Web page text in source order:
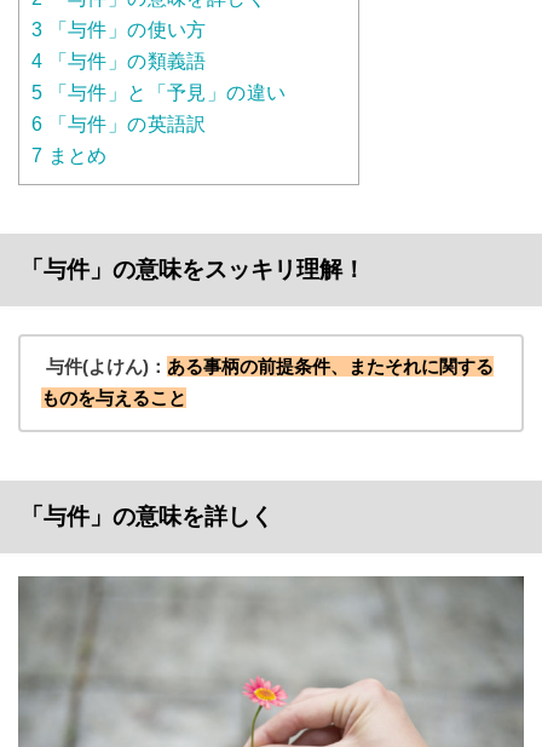
3 「与件」の使い方
4 「与件」の類義語
5 「与件」と「予見」の違い
6 「与件」の英語訳
7 まとめ
「与件」の意味をスッキリ理解！
与件(よけん)： ある事柄の前提条件、またそれに関する
ものを与えること
「与件」の意味を詳しく